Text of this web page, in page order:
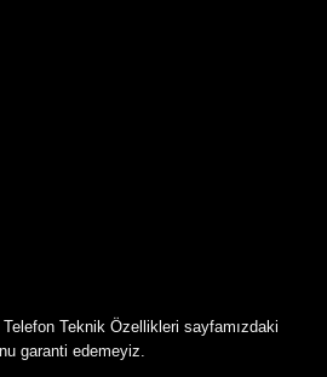
Telefon Teknik Özellikleri sayfamızdaki
garanti edemeyiz.